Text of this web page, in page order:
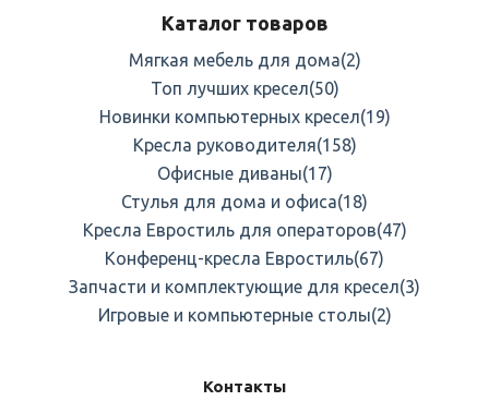
Каталог товаров
Мягкая мебель для дома(2)
Топ лучших кресел(50)
Новинки компьютерных кресел(19)
Кресла руководителя(158)
Офисные диваны(17)
Стулья для дома и офиса(18)
Кресла Евростиль для операторов(47)
Конференц-кресла Евростиль(67)
Запчасти и комплектующие для кресел(3)
Игровые и компьютерные столы(2)
Контакты